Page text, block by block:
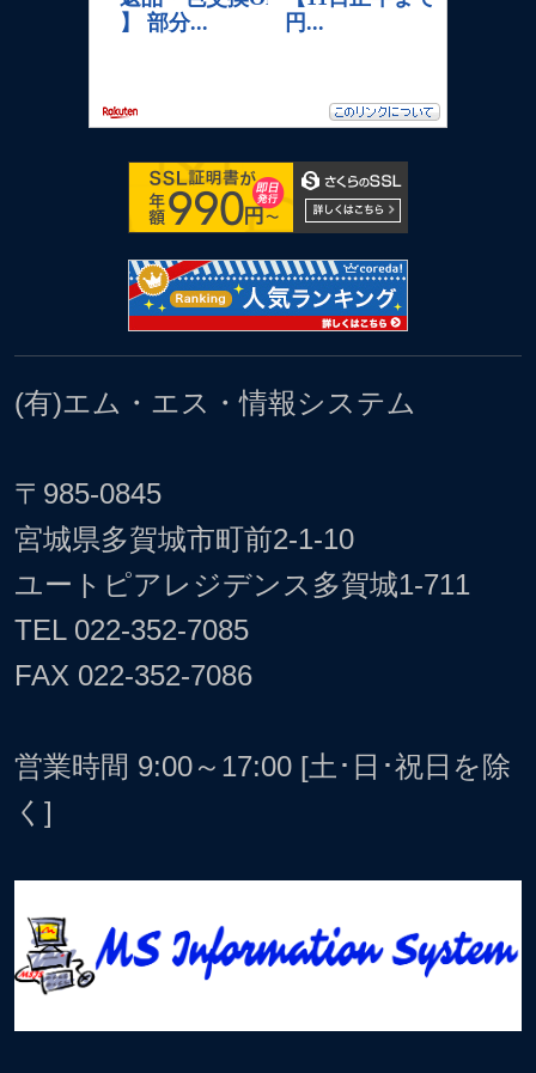
(有)エム・エス・情報システム
〒985-0845
宮城県多賀城市町前2-1-10
ユートピアレジデンス多賀城1-711
TEL 022-352-7085
FAX 022-352-7086
営業時間 9:00～17:00 [土･日･祝日を除
く]